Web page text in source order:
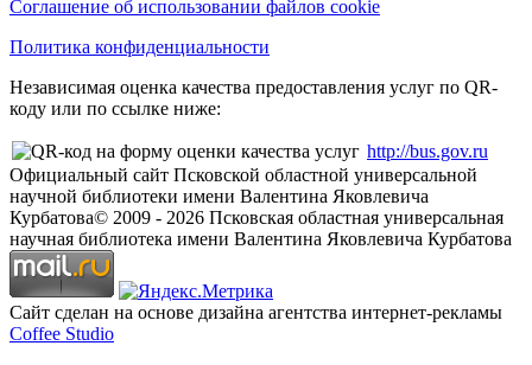
Соглашение об использовании файлов cookie
Политика конфиденциальности
Независимая оценка качества предоставления услуг по QR-
коду или по ссылке ниже:
http://bus.gov.ru
Официальный сайт Псковской областной универсальной
научной библиотеки имени Валентина Яковлевича
Курбатова© 2009 - 2026 Псковская областная универсальная
научная библиотека имени Валентина Яковлевича Курбатова
Сайт сделан на основе дизайна агентства интернет-рекламы
Coffee Studio